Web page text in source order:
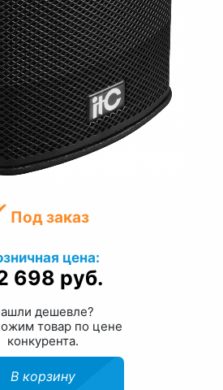
Под заказ
цена:
698 руб.
дешевле?
товар по цене
конкурента.
В корзину